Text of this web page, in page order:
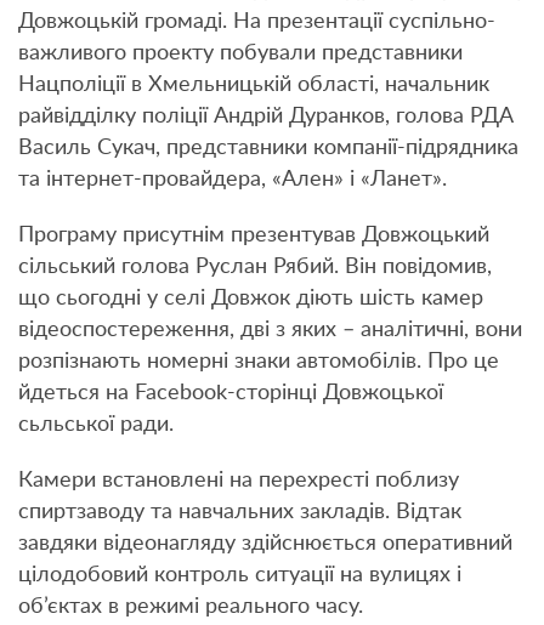
Довжоцькій громаді. На презентації суспільно-
важливого проекту побували представники
Нацполіції в Хмельницькій області, начальник
райвідділку поліції Андрій Дуранков, голова РДА
Василь Сукач, представники компанії-підрядника
та інтернет-провайдера, «Ален» і «Ланет».
Програму присутнім презентував Довжоцький
сільський голова Руслан Рябий. Він повідомив,
що сьогодні у селі Довжок діють шість камер
відеоспостереження, дві з яких – аналітичні, вони
розпізнають номерні знаки автомобілів. Про це
йдеться на Facebook-сторінці Довжоцької
сьльської ради.
Камери встановлені на перехресті поблизу
спиртзаводу та навчальних закладів. Відтак
завдяки відеонагляду здійснюється оперативний
цілодобовий контроль ситуації на вулицях і
об’єктах в режимі реального часу.